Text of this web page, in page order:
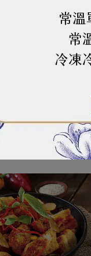
產品生產製程，其設備